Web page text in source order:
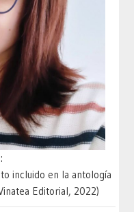
incluido en la antología
Editorial, 2022)